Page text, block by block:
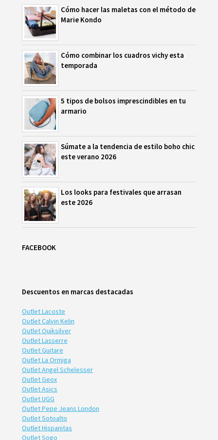
Cómo hacer las maletas con el método de
Marie Kondo
Cómo combinar los cuadros vichy esta
temporada
5 tipos de bolsos imprescindibles en tu
armario
Súmate a la tendencia de estilo boho chic
este verano 2026
Los looks para festivales que arrasan
este 2026
FACEBOOK
Descuentos en marcas destacadas
Outlet Lacoste
Outlet Calvin Kelin
Outlet Quiksilver
Outlet Lasserre
Outlet Guitare
Outlet La Ormiga
Outlet Angel Schelesser
Outlet Geox
Outlet Asics
Outlet UGG
Outlet Pepe Jeans London
Outlet Sotoalto
Outlet Hispanitas
Outlet Sogo